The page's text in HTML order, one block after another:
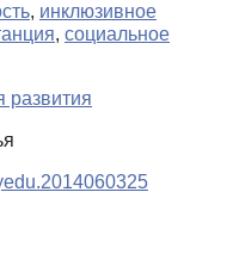
, инклюзивное
, социальное
развития